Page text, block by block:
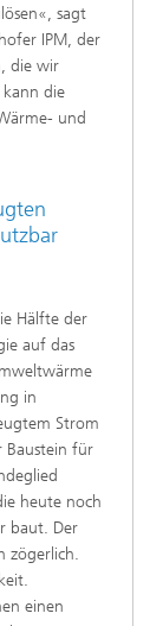
sagt
IPM, der
die wir
die
und
Hälfte der
auf das
in
Strom
Baustein für
heute noch
baut. Der
zögerlich.
einen